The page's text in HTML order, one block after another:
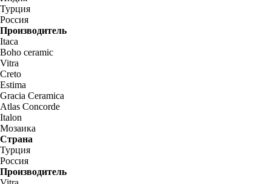
Турция
Россия
Производитель
Itaca
Boho ceramic
Vitra
Creto
Estima
Gracia Ceramica
Atlas Concorde
Italon
Мозаика
Страна
Турция
Россия
Производитель